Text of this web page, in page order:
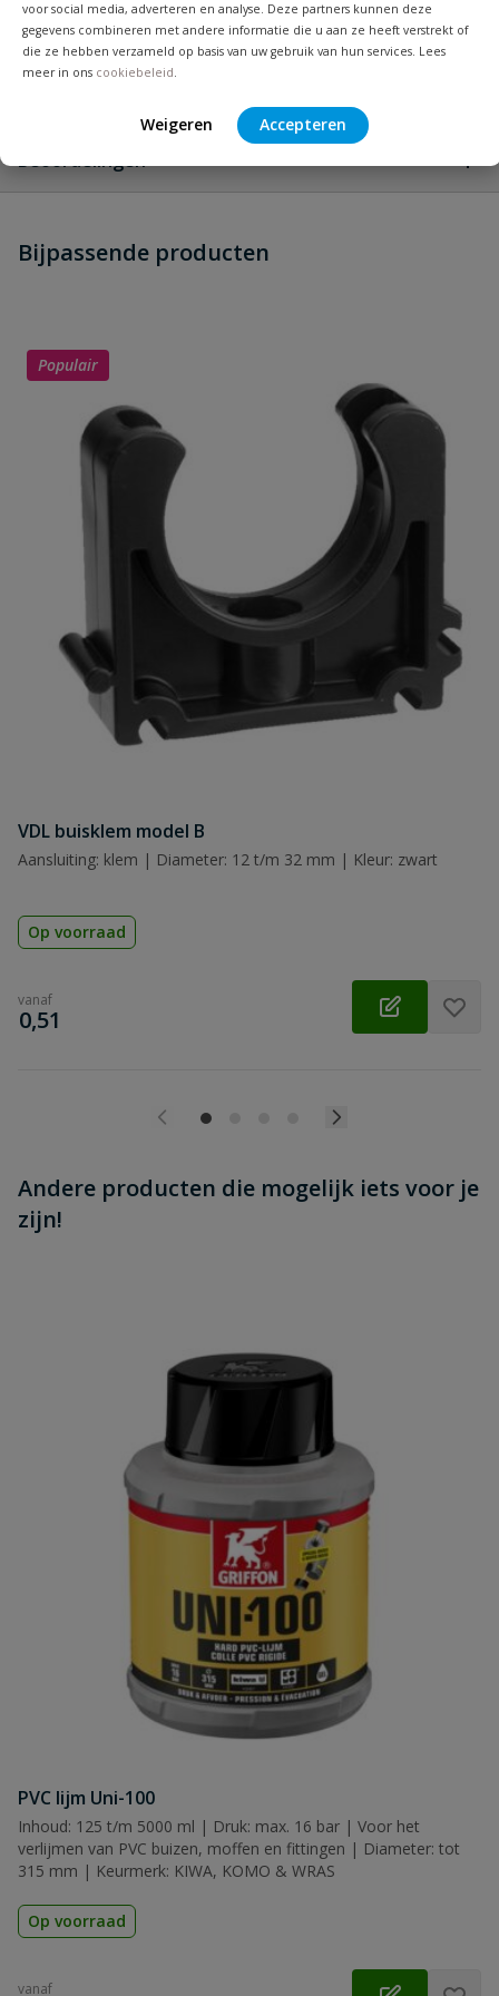
voor social media, adverteren en analyse. Deze partners kunnen deze
gegevens combineren met andere informatie die u aan ze heeft verstrekt of
die ze hebben verzameld op basis van uw gebruik van hun services. Lees
meer in ons cookiebeleid.
Weigeren Accepteren
Omverpakking 90 stuks
dit product?
Beoordelingen
Schrijf zelf een beoordeling
Uw waardering:
Samenvatting
Beoordeling
Beoordeling versturen
Bijpassende producten
Populair
VDL buisklem model B
Aansluiting: klem | Diameter: 12 t/m 32 mm | Kleur: zwart
Op voorraad
vanaf
€
0,51
Andere producten die mogelijk iets voor je
zijn!
PVC lijm Uni-100
Inhoud: 125 t/m 5000 ml | Druk: max. 16 bar | Voor het
verlijmen van PVC buizen, moffen en fittingen | Diameter: tot
315 mm | Keurmerk: KIWA, KOMO & WRAS
Op voorraad
vanaf